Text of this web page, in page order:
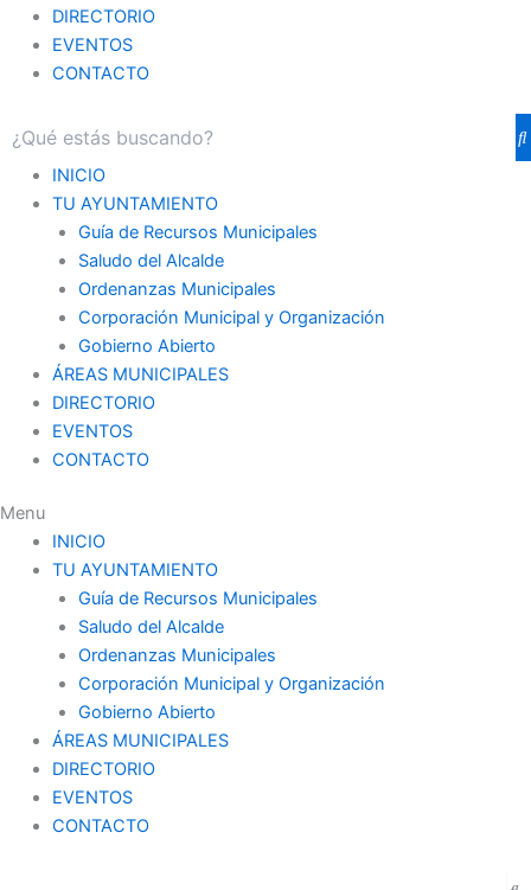
DIRECTORIO
EVENTOS
CONTACTO
INICIO
TU AYUNTAMIENTO
Guía de Recursos Municipales
Saludo del Alcalde
Ordenanzas Municipales
Corporación Municipal y Organización
Gobierno Abierto
ÁREAS MUNICIPALES
DIRECTORIO
EVENTOS
CONTACTO
Menu
INICIO
TU AYUNTAMIENTO
Guía de Recursos Municipales
Saludo del Alcalde
Ordenanzas Municipales
Corporación Municipal y Organización
Gobierno Abierto
ÁREAS MUNICIPALES
DIRECTORIO
EVENTOS
CONTACTO